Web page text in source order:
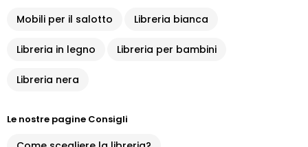
Mobili per il salotto Libreria bianca
Libreria in legno Libreria per bambini
Libreria nera
Le nostre pagine Consigli